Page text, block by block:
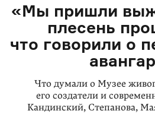
«Мы пришли
плесень
что говорили о
Что думали о Музее
его создатели и
Кандинский, Степанова,